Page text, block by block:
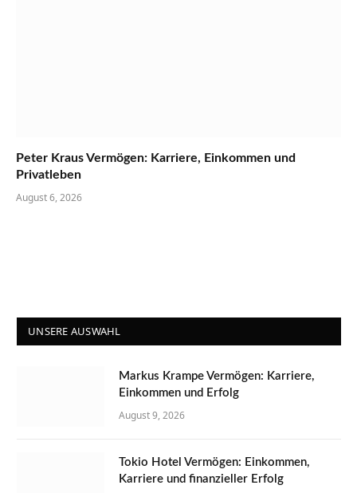
Peter Kraus Vermögen: Karriere, Einkommen und
Privatleben
August 6, 2026
UNSERE AUSWAHL
Markus Krampe Vermögen: Karriere,
Einkommen und Erfolg
August 9, 2026
Tokio Hotel Vermögen: Einkommen,
Karriere und finanzieller Erfolg